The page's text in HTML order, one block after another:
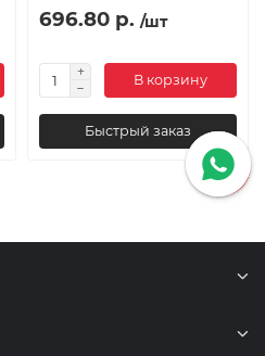
696.80 р. /шт
В корзину
Быстрый заказ